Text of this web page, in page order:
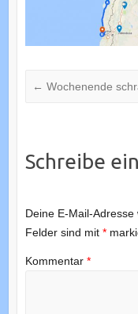
← Wochenende
Schreibe
Deine E-Mail-Adresse
Felder sind mit *
Kommentar *